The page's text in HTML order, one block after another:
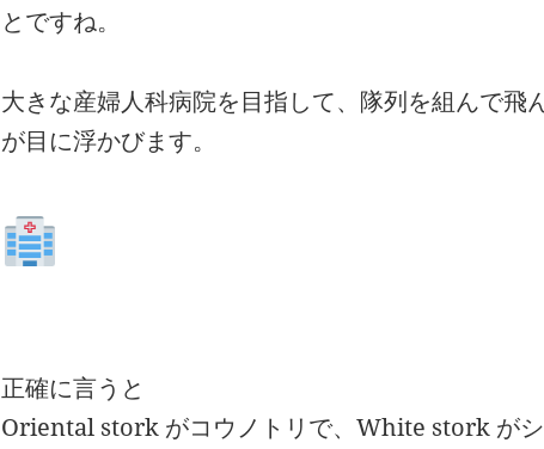
とですね。
大きな産婦人科病院を目指して、隊列を組んで飛
が目に浮かびます。
正確に言うと
Oriental stork がコウノトリで、White stork が